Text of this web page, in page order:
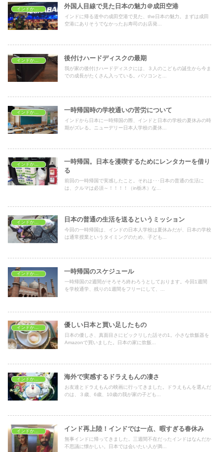
外国人目線で見た日本の魅力＠成田空港
インドに帰る道中の成田空港で見た、the日本の魅力。まずは成田
空港にありそうでなかったお寿司のお店発...
インドから一時帰国 後付けハードディスクの最期
我が家の後付けハードディスクには、３人のこどもの誕生から今ま
での成長がたくさん入っている。パソコンと...
一時帰国時の学校通いの苦労について
インドから日本に一時帰国の際、インドと日本の学校の夏休みの時
期がズレる。ニューデリー日本人学校の夏休...
一時帰国。日本を漫喫するためにレンタカーを借り
る
前回の一時帰国で実感したこと。それは･･･日本の普通の生活に
は、クルマは必須～！！！！（in栃木）な...
日本の普通の生活を送るというミッション
今回の一時帰国は、インドの日本人学校は夏休みだが、日本の学校
は通常授業というタイミングのため、子ども...
インドから一時帰国 一時帰国のスケジュール
一時帰国の2週間がそろそろ終わろうとしております。今回1週間
を学校通学、残りの1週間をフリーにして、...
優しい日本と買い足したもの
日本の優しさ、真面目さにビックリした話その1。小さな炊飯器を
Amazonで買いました。日本の家に炊飯...
インドから一時帰国 海外で実感するドラえもんの凄さ
お友達とドラえもんの映画に行ってきました。ドラえもんを選んだ
のは、３歳、6歳、10歳の我が家の子ども...
インドから一時帰国 インド再上陸！インドでは一点、暇すぎる春休み
無事インドに帰ってきました。三週間不在だったインドはなんだか
不思議に懐かしい。日本では会いたい人が満...